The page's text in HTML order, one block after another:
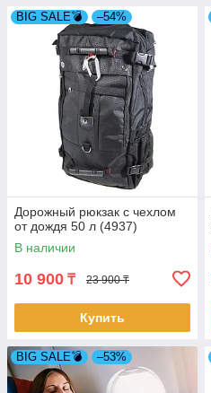
BIG SALE💣 –54%
Дорожный рюкзак с чехлом
от дождя 50 л (4937)
В наличии
10 900 ₸ 23 900 ₸
Купить
BIG SALE💣 –53%